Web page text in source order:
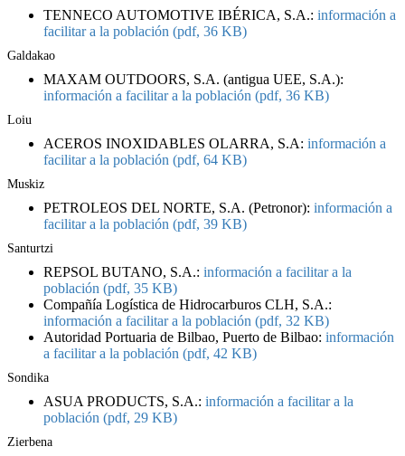
TENNECO AUTOMOTIVE IBÉRICA, S.A.: información a
facilitar a la población (pdf, 36 KB)
Galdakao
MAXAM OUTDOORS, S.A. (antigua UEE, S.A.):
información a facilitar a la población (pdf, 36 KB)
Loiu
ACEROS INOXIDABLES OLARRA, S.A: información a
facilitar a la población (pdf, 64 KB)
Muskiz
PETROLEOS DEL NORTE, S.A. (Petronor): información a
facilitar a la población (pdf, 39 KB)
Santurtzi
REPSOL BUTANO, S.A.: información a facilitar a la
población (pdf, 35 KB)
Compañía Logística de Hidrocarburos CLH, S.A.:
información a facilitar a la población (pdf, 32 KB)
Autoridad Portuaria de Bilbao, Puerto de Bilbao: información
a facilitar a la población (pdf, 42 KB)
Sondika
ASUA PRODUCTS, S.A.: información a facilitar a la
población (pdf, 29 KB)
Zierbena